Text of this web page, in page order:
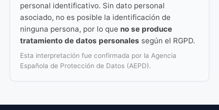
personal identificativo. Sin dato personal
asociado, no es posible la identificación de
ninguna persona, por lo que no se produce
tratamiento de datos personales según el RGPD.
Esta interpretación fue confirmada por la Agencia
Española de Protección de Datos (AEPD).